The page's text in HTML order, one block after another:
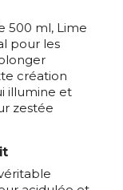
500 ml, Lime
pour les
création
illumine et
zestée